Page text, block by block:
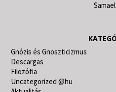
Gnózis és Gnoszticizmus
Descargas
Filozófia
Uncategorized @hu